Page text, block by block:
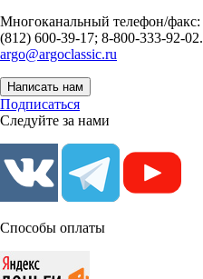
Многоканальный телефон/факс:
(812) 600-39-17; 8-800-333-92-02.
argo@argoclassic.ru
Написать нам
Подписаться
Следуйте за нами
Способы оплаты